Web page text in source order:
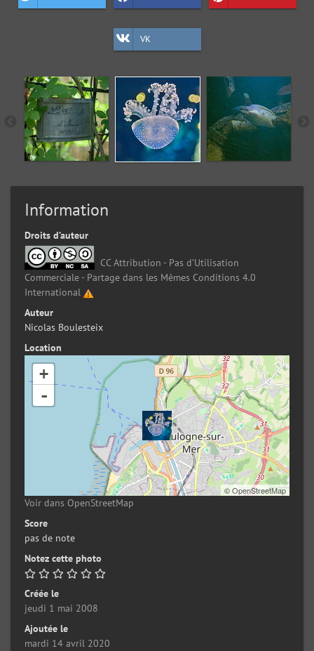
VK
Information
Droits d’auteur
CC Attribution - Pas d’Utilisation
Commerciale - Partage dans les Mêmes Conditions 4.0
International
Auteur
Nicolas Boulesteix
Location
+
-
©OpenStreetMap
Voir dans OpenStreetMap
Score
pas de note
Notez cette photo
Créée le
jeudi 1 mai 2008
Ajoutée le
mardi 14 avril 2020